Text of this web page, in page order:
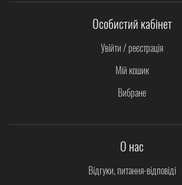
Особистий кабінет
Увійти / реєстрація
Мій кошик
Вибране
О нас
Відгуки, питання-відповіді